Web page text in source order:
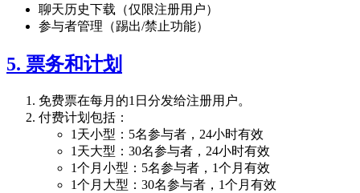
聊天历史下载（仅限注册用户）
参与者管理（踢出/禁止功能）
5. 票务和计划
免费票在每月的1日分发给注册用户。
付费计划包括：
1天小型：5名参与者，24小时有效
1天大型：30名参与者，24小时有效
1个月小型：5名参与者，1个月有效
1个月大型：30名参与者，1个月有效